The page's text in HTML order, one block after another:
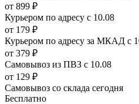
от 899 ₽
Курьером по адресу с 10.08
от 179 ₽
Курьером по адресу за МКАД с
от 379 ₽
Самовывоз из ПВЗ с 10.08
от 129 ₽
Самовывоз со склада сегодня
Бесплатно